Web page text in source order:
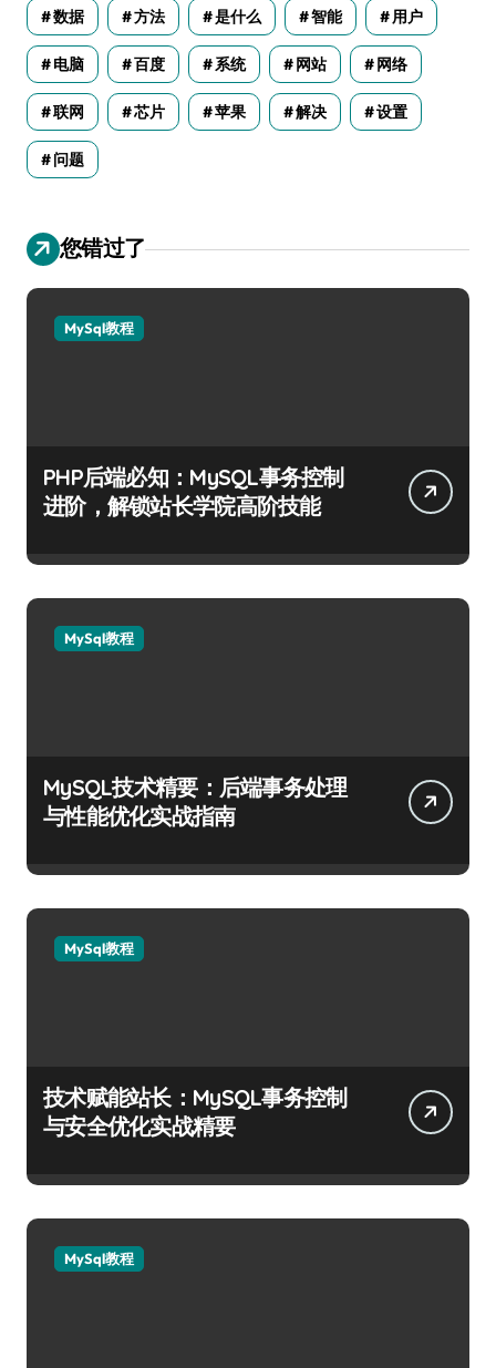
数据 方法 是什么 智能 用户
电脑 百度 系统 网站 网络
联网 芯片 苹果 解决 设置
问题
您错过了
MySql教程
PHP后端必知：MySQL事务控制
进阶，解锁站长学院高阶技能
MySql教程
MySQL技术精要：后端事务处理
与性能优化实战指南
MySql教程
技术赋能站长：MySQL事务控制
与安全优化实战精要
MySql教程